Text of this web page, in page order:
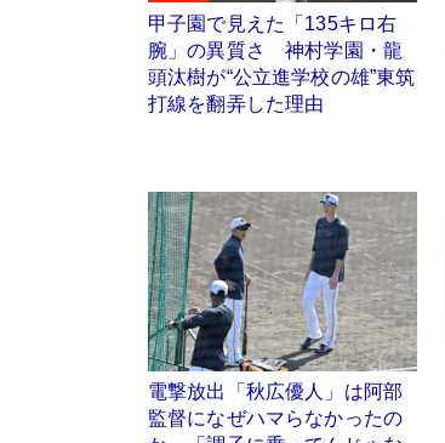
甲子園で見えた「135キロ右
腕」の異質さ 神村学園・龍
頭汰樹が“公立進学校の雄”東筑
打線を翻弄した理由
電撃放出「秋広優人」は阿部
監督になぜハマらなかったの